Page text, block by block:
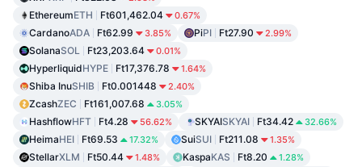
EthereumETH Ft601,462.04 0.67%
CardanoADA Ft62.99 3.85% PiPI Ft27.90 2.99%
SolanaSOL Ft23,203.64 0.01%
HyperliquidHYPE Ft17,376.78 1.64%
Shiba InuSHIB Ft0.001448 2.40%
ZcashZEC Ft161,007.68 3.05%
HashflowHFT Ft4.28 56.62% SKYAISKYAI Ft34.42 32.66%
HeimaHEI Ft69.53 17.32% SuiSUI Ft211.08 1.35%
StellarXLM Ft50.44 1.48% KaspaKAS Ft8.20 1.28%